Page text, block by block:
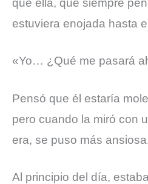
que ella, que siempre
estuviera enojada hasta
«Yo… ¿Qué me pasará
Pensó que él estaría
pero cuando la miró con
era, se puso más
Al principio del día,